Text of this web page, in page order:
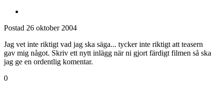
Postad 26 oktober 2004
Jag vet inte riktigt vad jag ska säga... tycker inte riktigt att teasern
gav mig något. Skriv ett nytt inlägg när ni gjort färdigt filmen så ska
jag ge en ordentlig komentar.
0